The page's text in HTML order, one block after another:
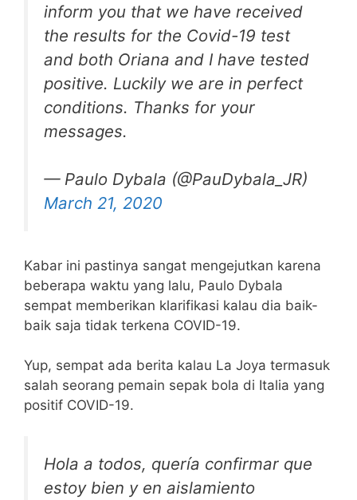
inform you that we have received
the results for the Covid-19 test
and both Oriana and I have tested
positive. Luckily we are in perfect
conditions. Thanks for your
messages.
— Paulo Dybala (@PauDybala_JR)
March 21, 2020
Kabar ini pastinya sangat mengejutkan karena
beberapa waktu yang lalu, Paulo Dybala
sempat memberikan klarifikasi kalau dia baik-
baik saja tidak terkena COVID-19.
Yup, sempat ada berita kalau La Joya termasuk
salah seorang pemain sepak bola di Italia yang
positif COVID-19.
Hola a todos, quería confirmar que
estoy bien y en aislamiento